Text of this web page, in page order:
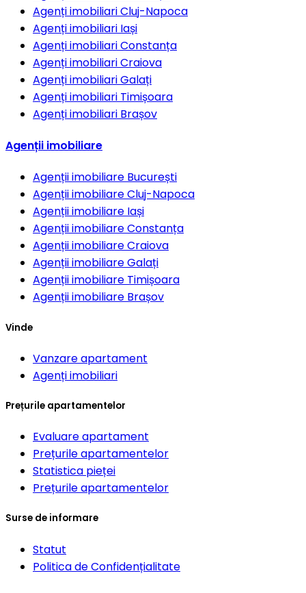
Agenți imobiliariCluj-Napoca
Agenți imobiliari Iași
Agenți imobiliariConstanța
Agenți imobiliariCraiova
Agenți imobiliariGalați
Agenți imobiliari Timișoara
Agenți imobiliari Brașov
Agenții imobiliare
Agenții imobiliare București
Agenții imobiliareCluj-Napoca
Agenții imobiliare Iași
Agenții imobiliareConstanța
Agenții imobiliareCraiova
Agenții imobiliareGalați
Agenții imobiliare Timișoara
Agenții imobiliare Brașov
Vinde
Vanzare apartament
Agenți imobiliari
Prețurile apartamentelor
Evaluare apartament
Prețurile apartamentelor
Statistica pieței
Prețurile apartamentelor
Surse de informare
Statut
Politica de Confidențialitate